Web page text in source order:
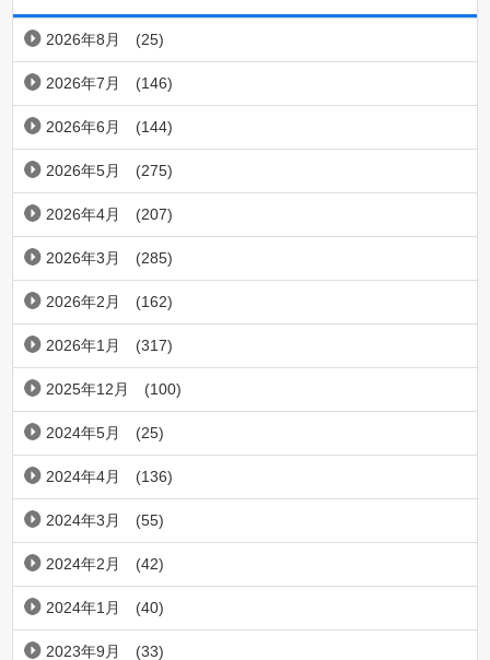
2026年8月 (25)
2026年7月 (146)
2026年6月 (144)
2026年5月 (275)
2026年4月 (207)
2026年3月 (285)
2026年2月 (162)
2026年1月 (317)
2025年12月 (100)
2024年5月 (25)
2024年4月 (136)
2024年3月 (55)
2024年2月 (42)
2024年1月 (40)
2023年9月 (33)